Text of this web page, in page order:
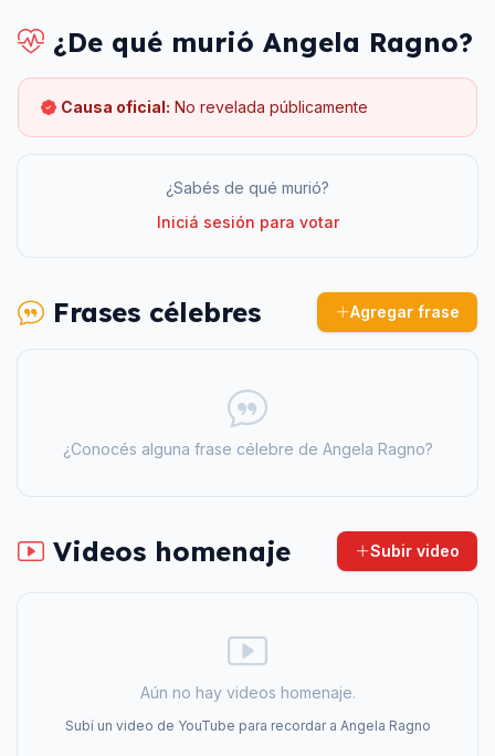
¿De qué murió Angela Ragno?
Causa oficial: No revelada públicamente
¿Sabés de qué murió?
Iniciá sesión para votar
Frases célebres Agregar frase
¿Conocés alguna frase célebre de Angela Ragno?
Videos homenaje Subir video
Aún no hay videos homenaje.
Subí un video de YouTube para recordar a Angela Ragno